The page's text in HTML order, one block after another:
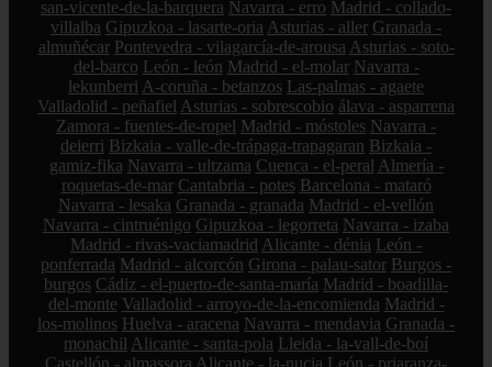
san-vicente-de-la-barquera Navarra - erro Madrid - collado-
villalba Gipuzkoa - lasarte-oria Asturias - aller Granada -
almuñécar Pontevedra - vilagarcía-de-arousa Asturias - soto-
del-barco León - león Madrid - el-molar Navarra -
lekunberri A-coruña - betanzos Las-palmas - agaete
Valladolid - peñafiel Asturias - sobrescobio álava - asparrena
Zamora - fuentes-de-ropel Madrid - móstoles Navarra -
deierri Bizkaia - valle-de-trápaga-trapagaran Bizkaia -
gamiz-fika Navarra - ultzama Cuenca - el-peral Almería -
roquetas-de-mar Cantabria - potes Barcelona - mataró
Navarra - lesaka Granada - granada Madrid - el-vellón
Navarra - cintruénigo Gipuzkoa - legorreta Navarra - izaba
Madrid - rivas-vaciamadrid Alicante - dénia León -
ponferrada Madrid - alcorcón Girona - palau-sator Burgos -
burgos Cádiz - el-puerto-de-santa-maría Madrid - boadilla-
del-monte Valladolid - arroyo-de-la-encomienda Madrid -
los-molinos Huelva - aracena Navarra - mendavia Granada -
monachil Alicante - santa-pola Lleida - la-vall-de-boí